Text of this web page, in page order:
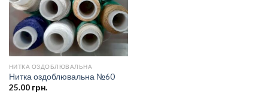
НИТКА ОЗДОБЛЮВАЛЬНА
Нитка оздоблювальна №60
25.00грн.